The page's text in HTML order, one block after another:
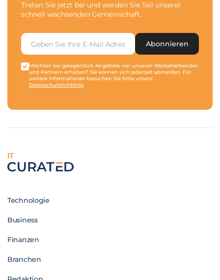
Treten Sie jetzt bei und werden Sie Teil unserer
schnell wachsenden Gemeinschaft.
Abonnieren
Möchten Sie gelegentlich Angebote von unseren Werbetreibenden
und Partnern erhalten? Sie können sich jederzeit abmelden. Für
weitere Informationen besuchen Sie bitte unsere
Datenschutzrichtlinie.
IT
Technologie
Business
Finanzen
Branchen